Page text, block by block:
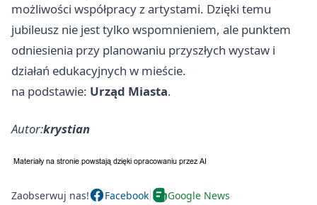
możliwości współpracy z artystami. Dzięki temu
jubileusz nie jest tylko wspomnieniem, ale punktem
odniesienia przy planowaniu przyszłych wystaw i
działań edukacyjnych w mieście.
na podstawie: Urząd Miasta.
Autor:krystian
Zaobserwuj nas! Facebook Google News